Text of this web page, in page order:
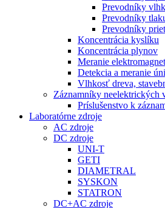
Prevodníky
Prevodníky
Prevodníky
Koncentrácia kyslíku
Koncentrácia plynov
Meranie
Detekcia a meranie
Vlhkosť dreva,
Záznamníky neelektrických
Príslušenstvo k
Laboratórne zdroje
AC zdroje
DC zdroje
UNI-T
GETI
DIAMETRAL
SYSKON
STATRON
DC+AC zdroje